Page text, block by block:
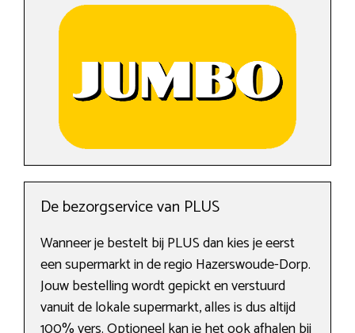
De bezorgservice van PLUS
Wanneer je bestelt bij PLUS dan kies je eerst
een supermarkt in de regio Hazerswoude-Dorp.
Jouw bestelling wordt gepickt en verstuurd
vanuit de lokale supermarkt, alles is dus altijd